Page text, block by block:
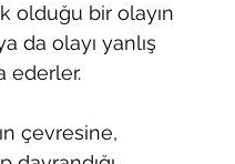
olduğu bir olayın
da olayı yanlış
ederler.
çevresine,